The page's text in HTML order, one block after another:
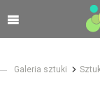
Galeria sztuki